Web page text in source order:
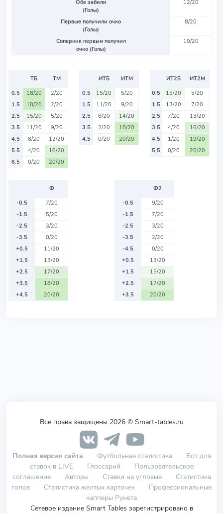
Обе забили
(Голы)
12/20
Первые получили очко
(Голы)
8/20
Соперник первым получил
очко (Голы)
10/20
ТБ
ТМ
0.5
18/20
2/20
1.5
18/20
2/20
2.5
15/20
5/20
3.5
11/20
9/20
4.5
8/20
12/20
5.5
4/20
16/20
6.5
0/20 20/20
ИТБ
ИТМ
0.5
15/20
5/20
1.5
11/20
9/20
2.5
6/20
14/20
3.5
2/20
18/20
4.5
0/20 20/20
ИТ2Б
ИТ2М
0.5
15/20
5/20
1.5
13/20
7/20
2.5
7/20
13/20
3.5
4/20
16/20
4.5
1/20
19/20
5.5
0/20 20/20
Ф
-0.5
7/20
-1.5
5/20
-2.5
3/20
-3.5
0/20
+0.5
11/20
+1.5
13/20
+2.5
17/20
+3.5
18/20
+4.5
20/20
Ф2
-0.5
9/20
-1.5
7/20
-2.5
3/20
-3.5
2/20
-4.5
0/20
+0.5
13/20
+1.5
15/20
+2.5
17/20
+3.5
20/20
Все права защищены 2026 © Smart-tables.ru
Полная версия сайта Футбольная статистика
Бот для
ставок в LIVE
Глоссарий
Пользовательское
соглашение
Авторы Ставки на угловые
Статистика
голов
Статистика желтых карточек
Профессиональные
капперы Рунета
Сетевое издание Smart Tables зарегистрировано в